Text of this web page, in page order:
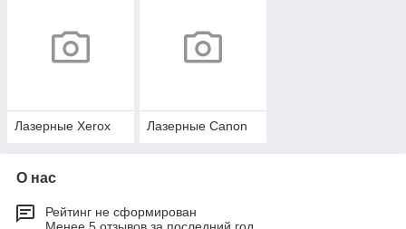
Лазерные Xerox Лазерные Canon
О нас
Рейтинг не сформирован